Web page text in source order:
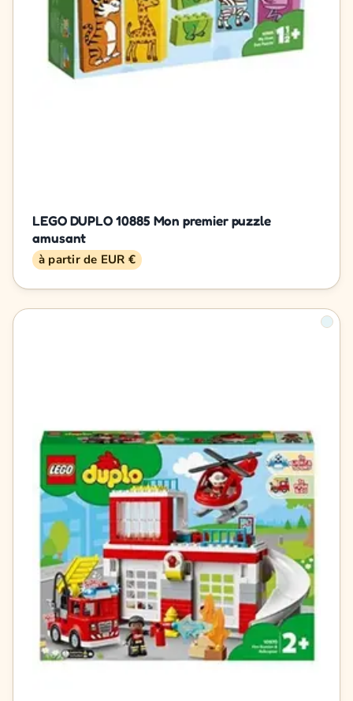
LEGO DUPLO 10885 Mon premier puzzle
amusant
à partir de EUR €